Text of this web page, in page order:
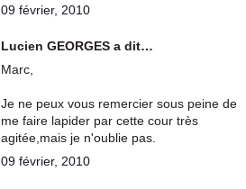
09 février, 2010
Lucien GEORGES a dit…
Marc,
Je ne peux vous remercier sous peine de
me faire lapider par cette cour très
agitée,mais je n'oublie pas.
09 février, 2010